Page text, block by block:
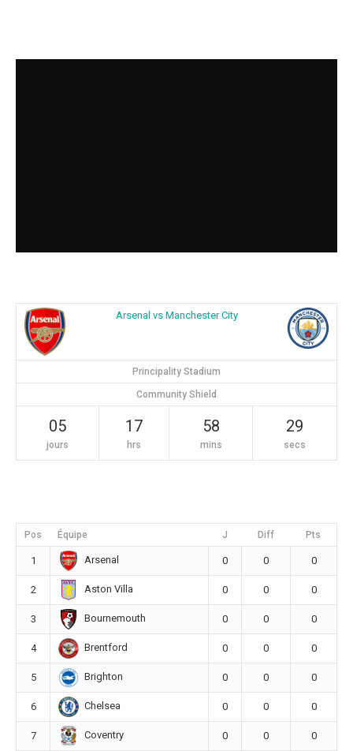
Arsenal vs Manchester City
Principality Stadium
Community Shield
05
jours
17
hrs
58
mins
28
secs
Pos Équipe J Diff Pts
1 Arsenal 0 0 0
2 Aston Villa 0 0 0
3 Bournemouth 0 0 0
4 Brentford 0 0 0
5 Brighton 0 0 0
6 Chelsea 0 0 0
7 Coventry 0 0 0